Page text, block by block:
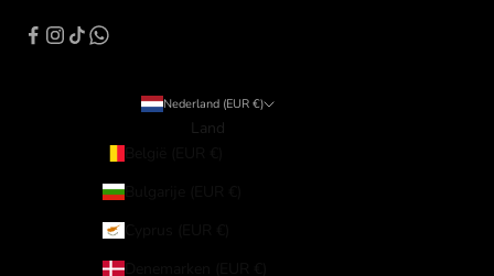
Nederland (EUR €)
Land